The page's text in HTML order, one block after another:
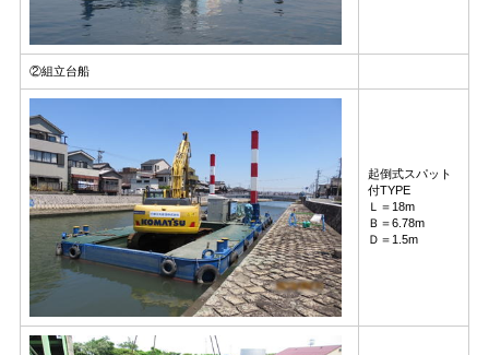
②組立台船
起倒式スパット
付TYPE
Ｌ＝18m
Ｂ＝6.78m
Ｄ＝1.5m